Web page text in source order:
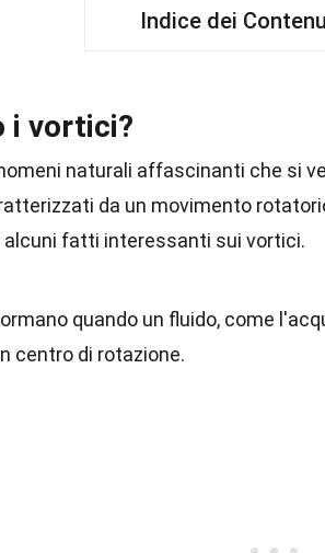
Indice dei
i vortici?
naturali affascinanti che si
da un movimento
alcuni fatti interessanti sui vortici.
quando un fluido, come
centro di rotazione.